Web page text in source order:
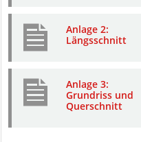
Anlage 2:
Längsschnitt
Anlage 3:
Grundriss und
Querschnitt